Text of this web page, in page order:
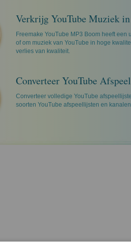
Verkrijg YouTube Muziek
Freemake YouTube MP3 Boom heeft
of om muziek van YouTube in hoge
verlies van kwaliteit.
Converteer YouTube
Converteer volledige YouTube
soorten YouTube afspeellijsten en